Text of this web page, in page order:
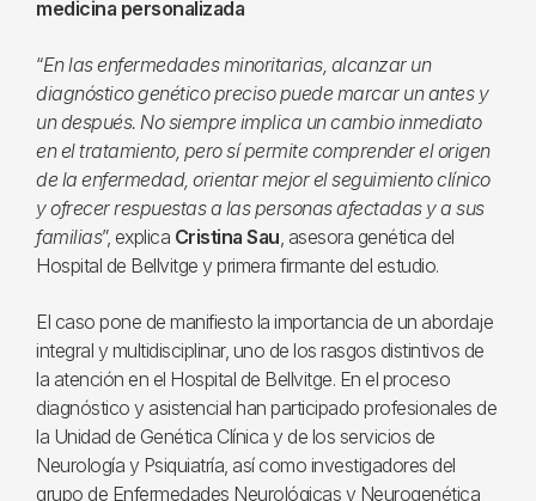
medicina personalizada
“En las enfermedades minoritarias, alcanzar un
diagnóstico genético preciso puede marcar un antes y
un después. No siempre implica un cambio inmediato
en el tratamiento, pero sí permite comprender el origen
de la enfermedad, orientar mejor el seguimiento clínico
y ofrecer respuestas a las personas afectadas y a sus
familias”, explica Cristina Sau, asesora genética del
Hospital de Bellvitge y primera firmante del estudio.
El caso pone de manifiesto la importancia de un abordaje
integral y multidisciplinar, uno de los rasgos distintivos de
la atención en el Hospital de Bellvitge. En el proceso
diagnóstico y asistencial han participado profesionales de
la Unidad de Genética Clínica y de los servicios de
Neurología y Psiquiatría, así como investigadores del
grupo de Enfermedades Neurológicas y Neurogenética